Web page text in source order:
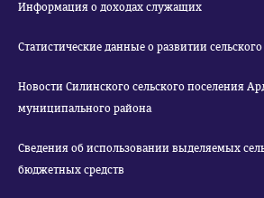
Информация о доходах служащих
Статистические данные о развитии
Новости Силинского сельского поселения
муниципального района
Сведения об использовании выделяемых
бюджетных средств